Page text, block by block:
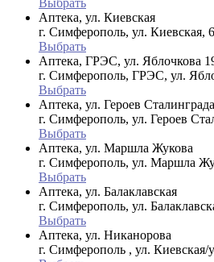
Выбрать
Аптека, ул. Киевская
г. Симферополь, ул. Киевская,
Выбрать
Аптека, ГРЭС, ул. Яблочкова
г. Симферополь, ГРЭС, ул.
Выбрать
Аптека, ул. Героев Сталинграда
г. Симферополь, ул. Героев
Выбрать
Аптека, ул. Маршла Жукова
г. Симферополь, ул. Маршла
Выбрать
Аптека, ул. Балаклавская
г. Симферополь, ул.
Выбрать
Аптека, ул. Никанорова
г. Симферополь , ул. Киевская/